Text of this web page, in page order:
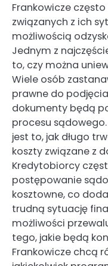
Frankowicze
związanych z ich
możliwością
Jednym z
to, czy można
Wiele osób
prawne do
dokumenty będą
procesu
jest to, jak długo
koszty związane z
Kredytobiorcy
postępowanie
kosztowne, co
trudną sytuację
możliwości
tego, jakie będą
Frankowicze chcą